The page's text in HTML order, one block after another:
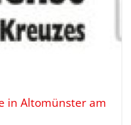
in Altomünster am